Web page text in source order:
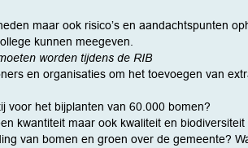
maar ook risico’s en aandachtspunten
kunnen meegeven.
worden tijdens de RIB
en organisaties om het toevoegen van
voor het bijplanten van 60.000 bomen?
kwantiteit maar ook kwaliteit en
van bomen en groen over de gemeente?